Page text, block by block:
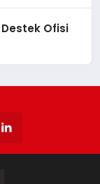
Ofisi